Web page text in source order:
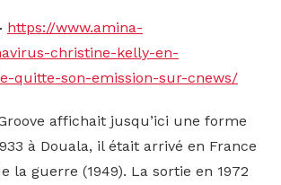
https://www.amina-
christine-kelly-en-
quitte-son-emission-sur-cnews/
affichait jusqu’ici une forme
à Douala, il était arrivé en France
la guerre (1949). La sortie en 1972